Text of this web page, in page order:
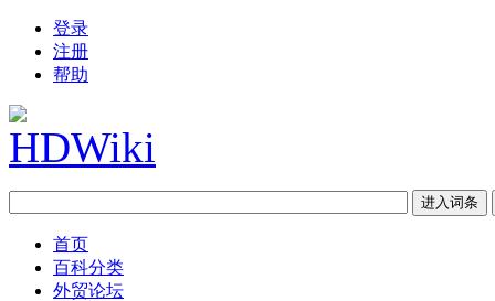
登录
注册
帮助
首页
百科分类
外贸论坛